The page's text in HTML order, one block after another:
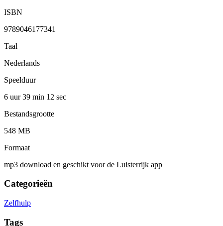
ISBN
9789046177341
Taal
Nederlands
Speelduur
6 uur 39 min 12 sec
Bestandsgrootte
548 MB
Formaat
mp3 download en geschikt voor de Luisterrijk app
Categorieën
Zelfhulp
Tags